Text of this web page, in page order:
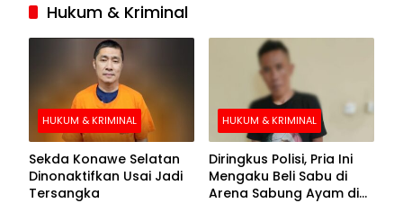
Hukum & Kriminal
HUKUM & KRIMINAL
Sekda Konawe Selatan
Dinonaktifkan Usai Jadi
Tersangka
HUKUM & KRIMINAL
Diringkus Polisi, Pria Ini
Mengaku Beli Sabu di
Arena Sabung Ayam di